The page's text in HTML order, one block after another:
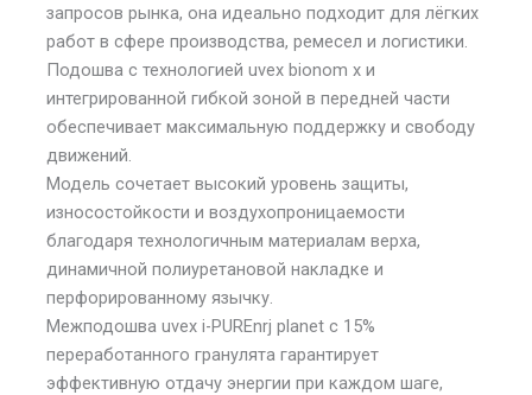
запросов рынка, она идеально подходит для лёгких
работ в сфере производства, ремесел и логистики.
Подошва с технологией uvex bionom x и
интегрированной гибкой зоной в передней части
обеспечивает максимальную поддержку и свободу
движений.
Модель сочетает высокий уровень защиты,
износостойкости и воздухопроницаемости
благодаря технологичным материалам верха,
динамичной полиуретановой накладке и
перфорированному язычку.
Межподошва uvex i-PUREnrj planet с 15%
переработанного гранулята гарантирует
эффективную отдачу энергии при каждом шаге,